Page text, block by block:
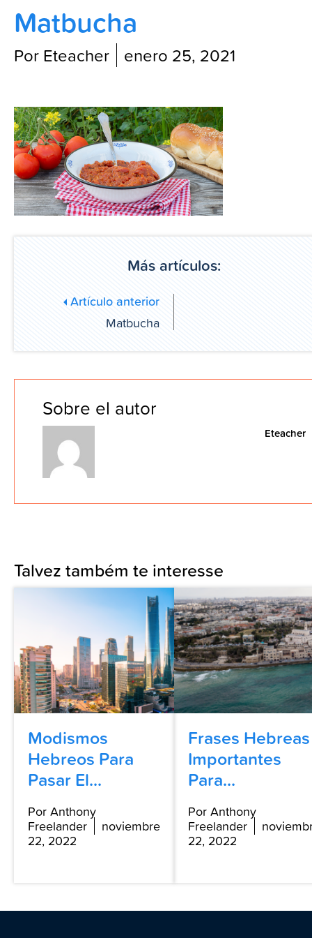
Blog
Matbucha
Por Eteacher enero 25, 2021
Más artículos:
Artículo anterior
Matbucha
Sobre el autor
Eteacher
Talvez também te interesse
Modismos
Hebreos Para
Pasar El...
Por Anthony
Freelander
noviembre
22, 2022
Frases Hebreas
Importantes
Para...
Por Anthony
Freelander
22, 2022